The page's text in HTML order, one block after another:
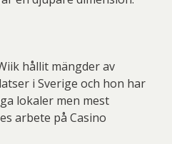
hållit mängder av
i Sverige och hon har
lokaler men mest
arbete på Casino